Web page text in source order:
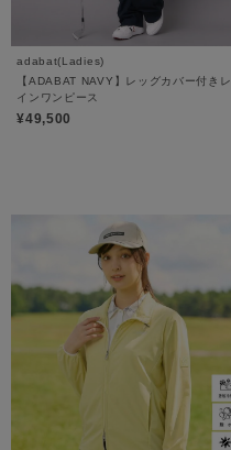
adabat(Ladies)
【ADABAT NAVY】レッグカバー付きレ
インワンピース
¥49,500